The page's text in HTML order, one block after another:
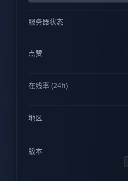
服务器状态
点赞
在线率 (24h)
地区
版本